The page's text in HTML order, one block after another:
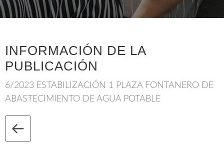
INFORMACIÓN DE LA
PUBLICACIÓN
6/2023 ESTABILIZACIÓN 1 PLAZA FONTANERO DE
ABASTECIMIENTO DE AGUA POTABLE